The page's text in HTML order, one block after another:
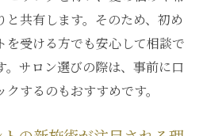
共有します。そのため、初め
を受ける方でも安心して相談で
。サロン選びの際は、事前に口
するのもおすすめです。